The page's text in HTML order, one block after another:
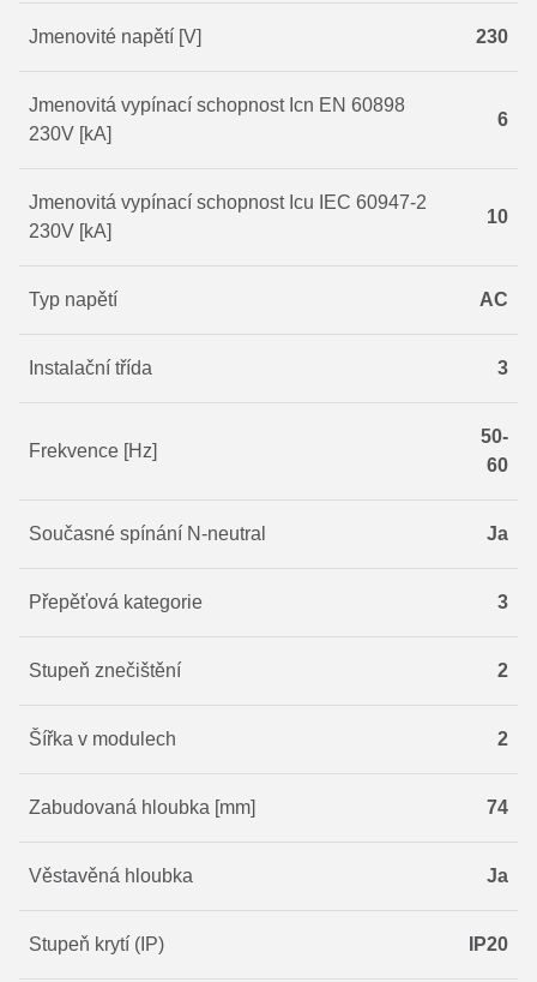
Jmenovité napětí [V] 230
Jmenovitá vypínací schopnost Icn EN 60898
230V [kA]
6
Jmenovitá vypínací schopnost Icu IEC 60947-2
230V [kA]
10
Typ napětí AC
Instalační třída 3
Frekvence [Hz]
50-
60
Současné spínání N-neutral Ja
Přepěťová kategorie 3
Stupeň znečištění 2
Šířka v modulech 2
Zabudovaná hloubka [mm] 74
Věstavěná hloubka Ja
Stupeň krytí (IP) IP20